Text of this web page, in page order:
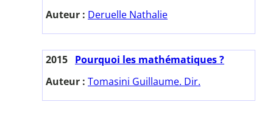
Auteur : Deruelle Nathalie
2015 Pourquoi les mathématiques ?
Auteur : Tomasini Guillaume. Dir.